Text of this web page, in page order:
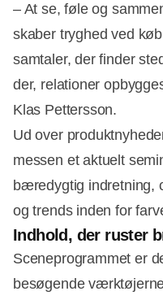
– At se, føle og
skaber tryghed ved
samtaler, der finder
der, relationer
Klas Pettersson.
Ud over
messen et aktuelt
bæredygtig indretning,
og trends inden for
Indhold, der ruster
Sceneprogrammet er
besøgende